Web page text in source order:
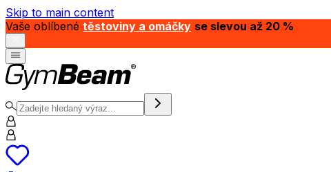
Skip to main content
Vaše oblíbené těstoviny a omáčky se slevou až 20 %